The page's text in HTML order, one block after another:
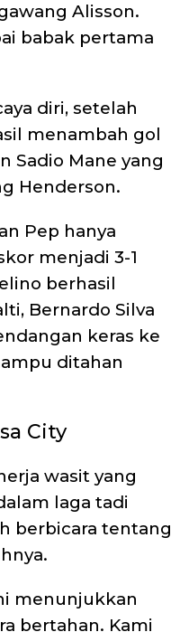
Alisson.
babak pertama
diri, setelah
menambah gol
Sadio Mane yang
Henderson.
Pep hanya
menjadi 3-1
berhasil
Bernardo Silva
keras ke
ditahan
City
wasit yang
laga tadi
berbicara tentang
menunjukkan
bertahan. Kami